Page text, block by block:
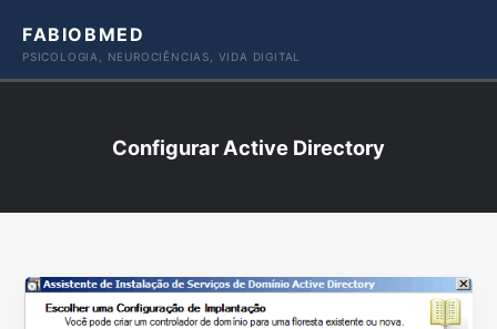
paraFABIOBMED
PSICOLOGIA, NEUROCIÊNCIAS, VIDA DIGITAL
Configurar Active Directory